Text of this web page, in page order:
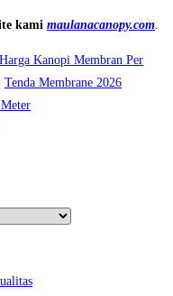
kami maulanacanopy.com.
Harga Kanopi Membran Per
Tenda Membrane 2026